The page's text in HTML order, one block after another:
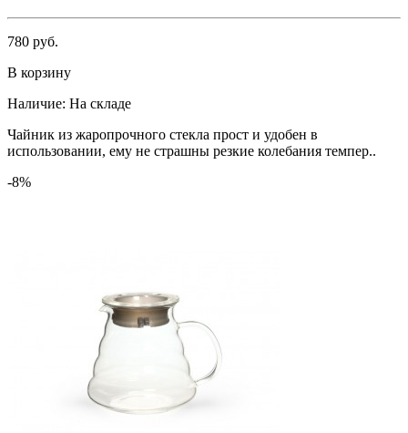
780 руб.
В корзину
Наличие: На складе
Чайник из жаропрочного стекла прост и удобен в
использовании, ему не страшны резкие колебания темпер..
-8%